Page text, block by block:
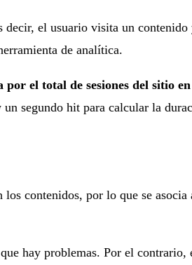
decir, el usuario visita un
de analítica.
por el total de sesiones del sitio
segundo hit para calcular la
contenidos, por lo que se
hay problemas. Por el